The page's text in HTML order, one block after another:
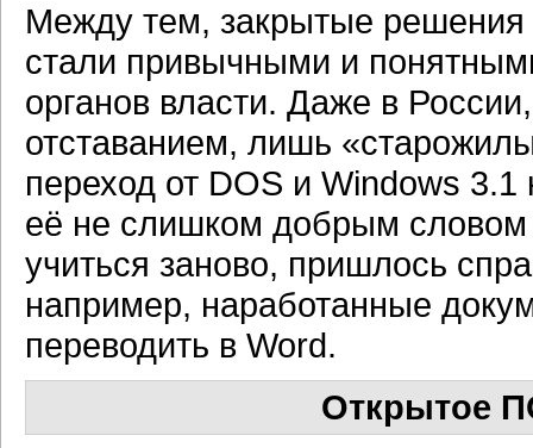
Между тем, закрытые
стали привычными и
органов власти. Даже в
отставанием, лишь
переход от DOS и Windows
её не слишком добрым
учиться заново, пришлось
например, наработанные
переводить в Word.
Открытое